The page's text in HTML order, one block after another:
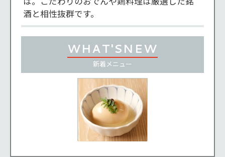
酒と相性抜群です。
WHAT'SNEW
新着メニュー